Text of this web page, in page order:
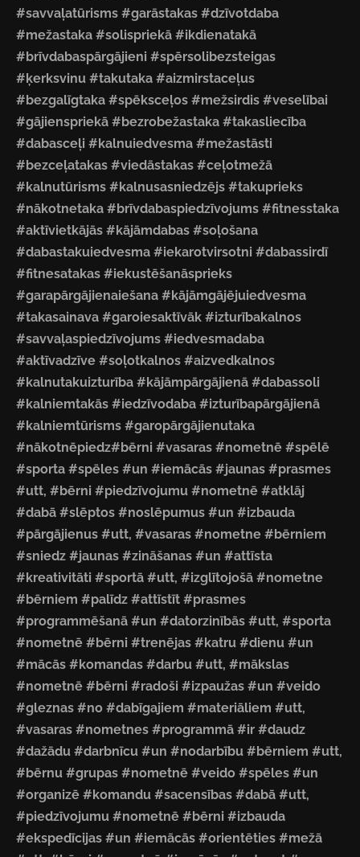
#savvaļatūrisms #garāstakas #dzīvotdaba
#mežastaka #solispriekā #ikdienatakā
#brīvdabaspārgājieni #spērsolibezsteigas
#ķerksvinu #takutaka #aizmirstaceļus
#bezgalīgtaka #spēksceļos #mežsirdis #veselībai
#gājienspriekā #bezrobežastaka #takasliecība
#dabasceļi #kalnuiedvesma #mežastāsti
#bezceļatakas #viedāstakas #ceļotmežā
#kalnutūrisms #kalnusasniedzējs #takuprieks
#nākotnetaka #brīvdabaspiedzīvojums #fitnesstaka
#aktīvietkājās #kājāmdabas #soļošana
#dabastakuiedvesma #iekarotvirsotni #dabassirdī
#fitnesatakas #iekustēšanāsprieks
#garapārgājienaiešana #kājāmgājējuiedvesma
#takasainava #garoiesaktīvāk #izturībakalnos
#savvaļaspiedzīvojums #iedvesmadaba
#aktīvadzīve #soļotkalnos #aizvedkalnos
#kalnutakuizturība #kājāmpārgājienā #dabassoli
#kalniemtakās #iedzīvodaba #izturībapārgājienā
#kalniemtūrisms #garopārgājienutaka
#nākotnēpiedz#bērni #vasaras #nometnē #spēlē
#sporta #spēles #un #iemācās #jaunas #prasmes
#utt, #bērni #piedzīvojumu #nometnē #atklāj
#dabā #slēptos #noslēpumus #un #izbauda
#pārgājienus #utt, #vasaras #nometne #bērniem
#sniedz #jaunas #zināšanas #un #attīsta
#kreativitāti #sportā #utt, #izglītojošā #nometne
#bērniem #palīdz #attīstīt #prasmes
#programmēšanā #un #datorzinībās #utt, #sporta
#nometnē #bērni #trenējas #katru #dienu #un
#mācās #komandas #darbu #utt, #mākslas
#nometnē #bērni #radoši #izpaužas #un #veido
#gleznas #no #dabīgajiem #materiāliem #utt,
#vasaras #nometnes #programmā #ir #daudz
#dažādu #darbnīcu #un #nodarbību #bērniem #utt,
#bērnu #grupas #nometnē #veido #spēles #un
#organizē #komandu #sacensības #dabā #utt,
#piedzīvojumu #nometnē #bērni #izbauda
#ekspedīcijas #un #iemācās #orientēties #mežā